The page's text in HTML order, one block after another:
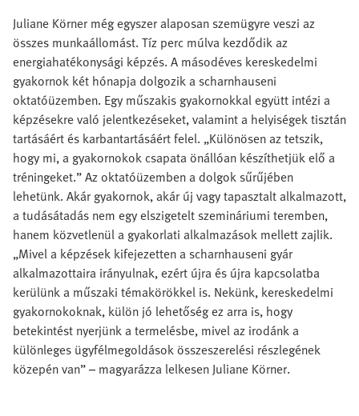
Juliane Körner még egyszer alaposan szemügyre veszi az
összes munkaállomást. Tíz perc múlva kezdődik az
energiahatékonysági képzés. A másodéves kereskedelmi
gyakornok két hónapja dolgozik a scharnhauseni
oktatóüzemben. Egy műszakis gyakornokkal együtt intézi a
képzésekre való jelentkezéseket, valamint a helyiségek tisztán
tartásáért és karbantartásáért felel. „Különösen az tetszik,
hogy mi, a gyakornokok csapata önállóan készíthetjük elő a
tréningeket.” Az oktatóüzemben a dolgok sűrűjében
lehetünk. Akár gyakornok, akár új vagy tapasztalt alkalmazott,
a tudásátadás nem egy elszigetelt szemináriumi teremben,
hanem közvetlenül a gyakorlati alkalmazások mellett zajlik.
„Mivel a képzések kifejezetten a scharnhauseni gyár
alkalmazottaira irányulnak, ezért újra és újra kapcsolatba
kerülünk a műszaki témakörökkel is. Nekünk, kereskedelmi
gyakornokoknak, külön jó lehetőség ez arra is, hogy
betekintést nyerjünk a termelésbe, mivel az irodánk a
különleges ügyfélmegoldások összeszerelési részlegének
közepén van” – magyarázza lelkesen Juliane Körner.